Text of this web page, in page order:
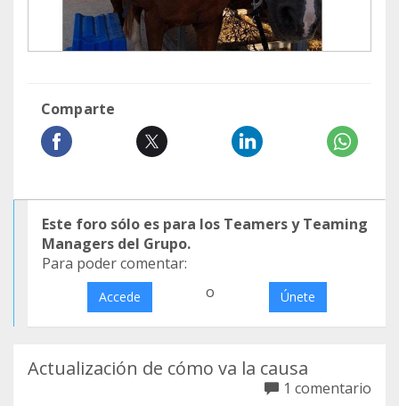
Comparte
Este foro sólo es para los Teamers y Teaming
Managers del Grupo.
Para poder comentar:
Accede o Únete
Actualización de cómo va la causa
1 comentario